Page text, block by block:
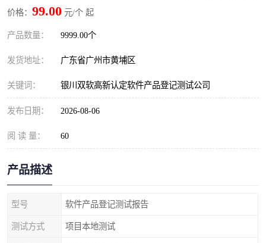
价格： 99.00 元/个 起
产品数量： 9999.00个
发货地址： 广东省广州市黄埔区
关键词： 银川双软高新认定软件产品登记测试公司
发布日期： 2026-08-06
阅 读 量： 60
产品描述
型号 软件产品登记测试报告
测试方式 项目本地测试